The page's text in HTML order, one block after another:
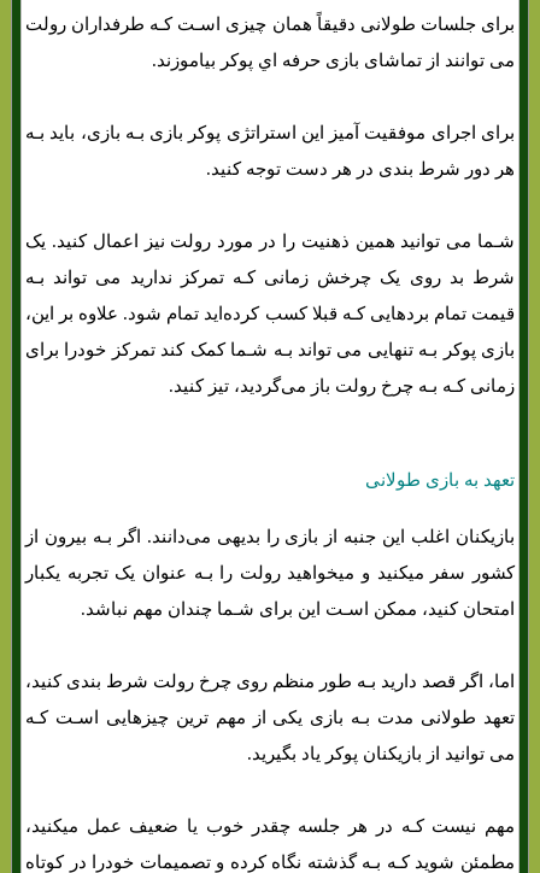
برای جلسات طولانی دقیقاً همان چیزی اسـت کـه طرفداران رولت
می توانند از تماشای بازی حرفه اي پوکر بیاموزند.
برای اجرای موفقیت آمیز این استراتژی پوکر بازی بـه بازی، باید بـه
هر دور شرط بندی در هر دست توجه کنید.
شـما می توانید همین ذهنیت را در مورد رولت نیز اعمال کنید. یک
شرط بد روی یک چرخش زمانی کـه تمرکز ندارید می تواند بـه
قیمت تمام بردهایی کـه قبلا کسب کرده‌اید تمام شود. علاوه بر این،
بازی پوکر بـه تنهایی می تواند بـه شـما کمک کند تمرکز خودرا برای
زمانی کـه بـه چرخ رولت باز می‌گردید، تیز کنید.
تعهد به بازی طولانی
بازیکنان اغلب این جنبه از بازی را بدیهی می‌دانند. اگر بـه بيرون از
کشور سفر میکنید و میخواهید رولت را بـه عنوان یک تجربه یکبار
امتحان کنید، ممکن اسـت این برای شـما چندان مهم نباشد.
اما، اگر قصد دارید بـه طور منظم روی چرخ رولت شرط بندی کنید،
تعهد طولانی مدت بـه بازی یکی از مهم ترین چیزهایی اسـت کـه
می توانید از بازیکنان پوکر یاد بگیرید.
مهم نیست کـه در هر جلسه چقدر خوب یا ضعیف عمل میکنید،
مطمئن شوید کـه بـه گذشته نگاه کرده و تصمیمات خودرا در کوتاه